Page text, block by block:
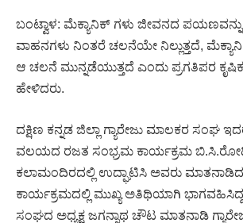
ಬಂಟ್ವಾಳ: ಮೆಕ್ಯಾನಿಕ್ ಗಳು ಜೀವನದ ಪಯಣವನ್ನು
ವಾಹನಗಳು ನಿಂತರೆ ಚಲನೆಯೇ ನಿಲ್ಲುತ್ತದೆ,
ಆ ಚಲನೆ ಮುನ್ನಡೆಯುತ್ತದೆ ಎಂದು ಪ್ರಗತಿಪರ
ಹೇಳಿದರು.
ದಕ್ಷಿಣ ಕನ್ನಡ ಜಿಲ್ಲಾ ಗ್ಯಾರೇಜು ಮಾಲಕರ ಸಂಘ
ವಲಯದ ರಜತ ಸಂಭ್ರಮ ಕಾರ್ಯಕ್ರಮ
ಕಲಾಮಂದಿರದಲ್ಲಿ ಉದ್ಘಾಟಿಸಿ ಅವರು
ಕಾರ್ಯಕ್ರಮದಲ್ಲಿ ಮುಖ್ಯ ಅತಿಥಿಯಾಗಿ
ಸಂಘದ ಅಧ್ಯಕ್ಷ ಜಗನ್ನಾಥ ಚೌಟ ಮಾತನಾಡಿ